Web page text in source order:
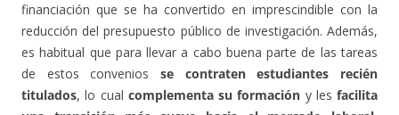
financiación que se ha convertido en imprescindible con la
reducción del presupuesto público de investigación. Además,
es habitual que para llevar a cabo buena parte de las tareas
de estos convenios se contraten estudiantes recién
titulados, lo cual complementa su formación y les facilita